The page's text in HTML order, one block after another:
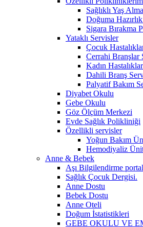
Sağlıklı Yaş
Doğuma
Sigara Bırakma
Yataklı Servisler
Çocuk
Cerrahi Branşlar
Kadın
Dahili Branş
Palyatif Bakım
Diyabet Okulu
Gebe Okulu
Göz Ölçüm Merkezi
Evde Sağlık Polikliniği
Özellikli servisler
Yoğun Bakım
Hemodiyaliz
Anne & Bebek
Aşı Bilgilendirme
Sağlık Çocuk Dergisi.
Anne Dostu
Bebek Dostu
Anne Oteli
Doğum İstatistikleri
GEBE OKULU VE